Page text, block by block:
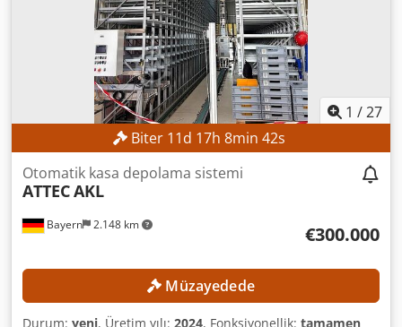
1 /27
Biter 11d 17h 8min 39s
Bayern 2.148 km
Otomatik kasa depolama sistemi
ATTECAKL
€300.000
Müzayedede
Durum: yeni, Üretim yılı: 2024, Fonksiyonellik: tamamen